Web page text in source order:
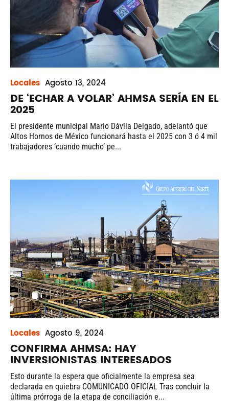
Locales Agosto 13, 2024
DE ‘ECHAR A VOLAR’ AHMSA SERÍA EN EL
2025
El presidente municipal Mario Dávila Delgado, adelantó que
Altos Hornos de México funcionará hasta el 2025 con 3 ó 4 mil
trabajadores ‘cuando mucho’ pe...
Locales Agosto 9, 2024
CONFIRMA AHMSA: HAY
INVERSIONISTAS INTERESADOS
Esto durante la espera que oficialmente la empresa sea
declarada en quiebra COMUNICADO OFICIAL Tras concluir la
última prórroga de la etapa de conciliación e...